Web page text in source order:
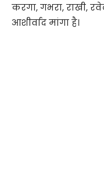
करगा, गभरा, राखी,
आशीर्वाद मांगा है।